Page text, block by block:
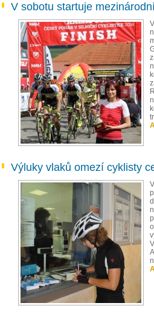
V sobotu startuje
Výluky vlaků omezí cyklisty